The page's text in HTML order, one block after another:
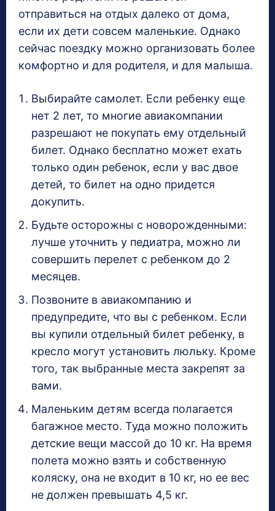
отправиться на отдых далеко от дома,
если их дети совсем маленькие. Однако
сейчас поездку можно организовать более
комфортно и для родителя, и для малыша.
Выбирайте самолет. Если ребенку еще
нет 2 лет, то многие авиакомпании
разрешают не покупать ему отдельный
билет. Однако бесплатно может ехать
только один ребенок, если у вас двое
детей, то билет на одно придется
докупить.
Будьте осторожны с новорожденными:
лучше уточнить у педиатра, можно ли
совершить перелет с ребенком до 2
месяцев.
Позвоните в авиакомпанию и
предупредите, что вы с ребенком. Если
вы купили отдельный билет ребенку, в
кресло могут установить люльку. Кроме
того, так выбранные места закрепят за
вами.
Маленьким детям всегда полагается
багажное место. Туда можно положить
детские вещи массой до 10 кг. На время
полета можно взять и собственную
коляску, она не входит в 10 кг, но ее вес
не должен превышать 4,5 кг.